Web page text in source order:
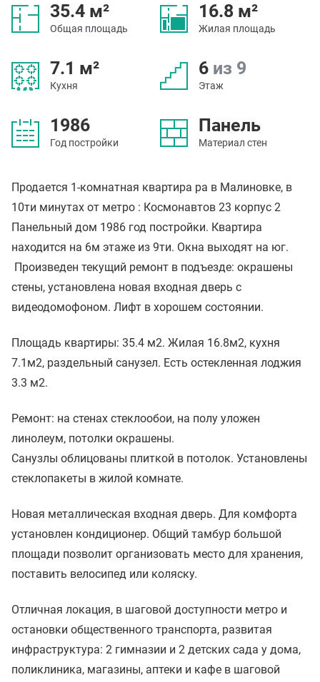
35.4 м²
Общая площадь
16.8 м²
Жилая площадь
7.1 м²
Кухня
6 из 9
Этаж
1986
Год постройки
Панель
Материал стен
Продается 1-комнатная квартира ра в Малиновке, в
10ти минутах от метро : Космонавтов 23 корпус 2
Панельный дом 1986 год постройки. Квартира
находится на 6м этаже из 9ти. Окна выходят на юг.
Произведен текущий ремонт в подъезде: окрашены
стены, установлена новая входная дверь с
видеодомофоном. Лифт в хорошем состоянии.
Площадь квартиры: 35.4 м2. Жилая 16.8м2, кухня
7.1м2, раздельный санузел. Есть остекленная лоджия
3.3 м2.
Ремонт: на стенах стеклообои, на полу уложен
линолеум, потолки окрашены.
Санузлы облицованы плиткой в потолок. Установлены
стеклопакеты в жилой комнате.
Новая металлическая входная дверь. Для комфорта
установлен кондиционер. Общий тамбур большой
площади позволит организовать место для хранения,
поставить велосипед или коляску.
Отличная локация, в шаговой доступности метро и
остановки общественного транспорта, развитая
инфраструктура: 2 гимназии и 2 детских сада у дома,
поликлиника, магазины, аптеки и кафе в шаговой